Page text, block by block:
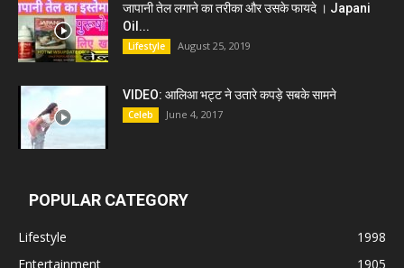
जापानी तेल लगाने का तरीका और उसके फायदे । Japani
Oil...
Lifestyle August 25, 2019
VIDEO: आलिआ भट्ट ने उतारे कपड़े सबके सामने
Celeb June 4, 2017
POPULAR CATEGORY
Lifestyle
1998
Entertainment
1905